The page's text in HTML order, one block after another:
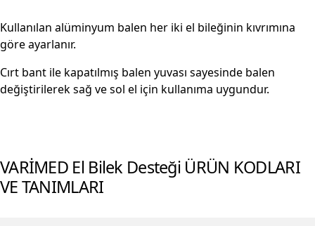
Kullanılan alüminyum balen her iki el bileğinin kıvrımına
göre ayarlanır.
Cırt bant ile kapatılmış balen yuvası sayesinde balen
değiştirilerek sağ ve sol el için kullanıma uygundur.
VARİMED El Bilek Desteği ÜRÜN KODLARI
VE TANIMLARI